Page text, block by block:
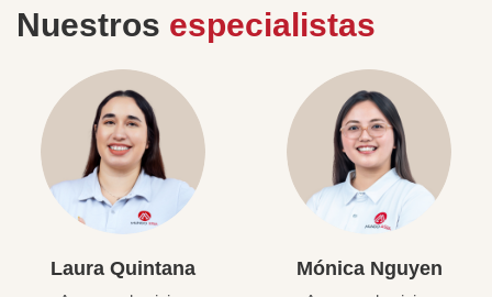
Nuestros especialistas
Laura Quintana Mónica Nguyen